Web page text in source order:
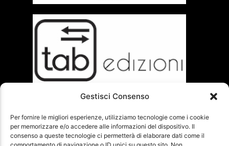
Gestisci Consenso
Per fornire le migliori esperienze, utilizziamo tecnologie come i cookie
per memorizzare e/o accedere alle informazioni del dispositivo. Il
consenso a queste tecnologie ci permetterà di elaborare dati come il